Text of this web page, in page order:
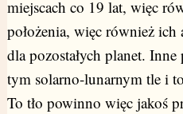
miejscach co 19 lat, więc
położenia, więc również ich
dla pozostałych planet.
tym solarno-lunarnym tle i
To tło powinno więc jakoś